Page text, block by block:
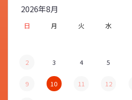
8月
2026年
日 月 火 水
2 3 4 5
9 10 11 12